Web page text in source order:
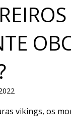
5 estrelas.
vikings, os